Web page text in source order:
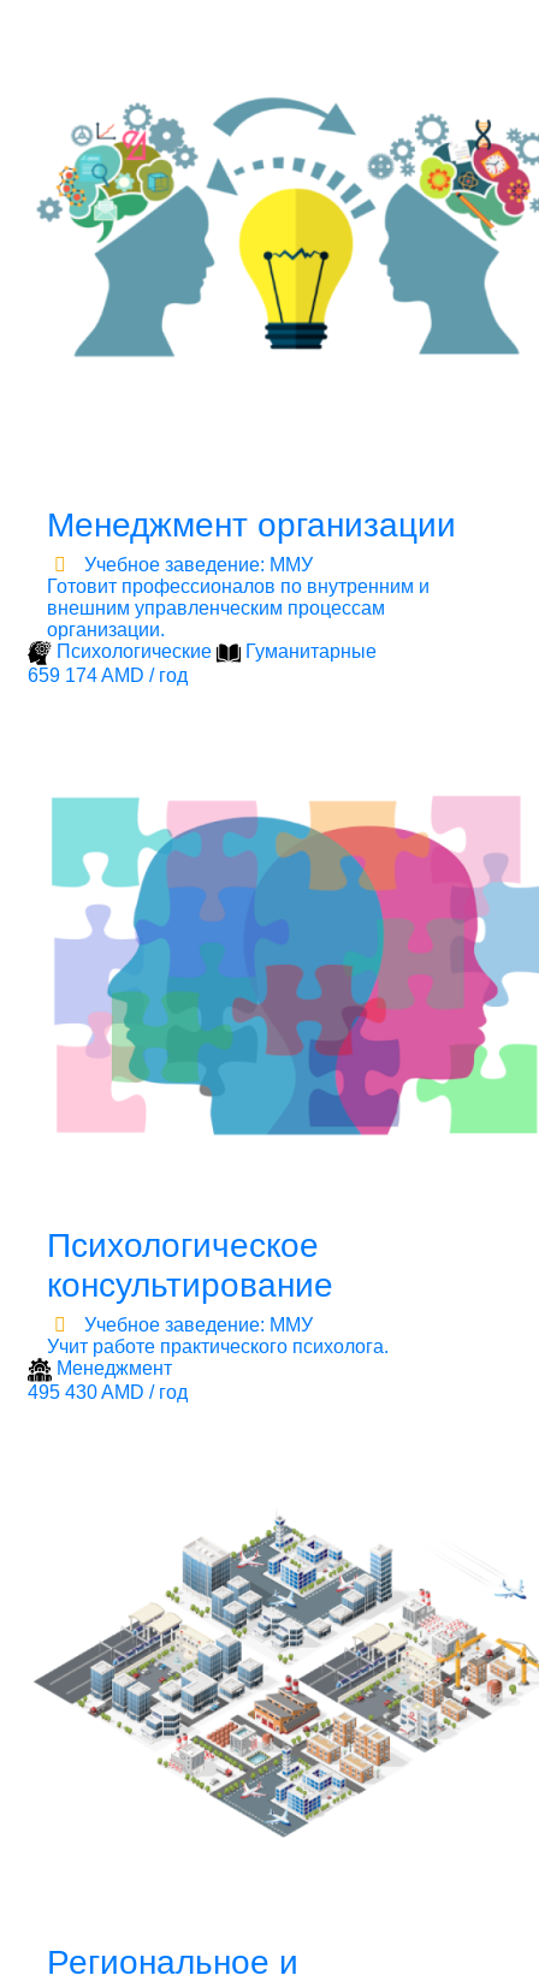
Менеджмент организации
Учебное заведение: ММУ
Готовит профессионалов по внутренним и
внешним управленческим процессам
организации.
Психологические
Гуманитарные
659 174 AMD / год
Психологическое
консультирование
Учебное заведение: ММУ
Учит работе практического психолога.
Менеджмент
495 430 AMD / год
Региональное и